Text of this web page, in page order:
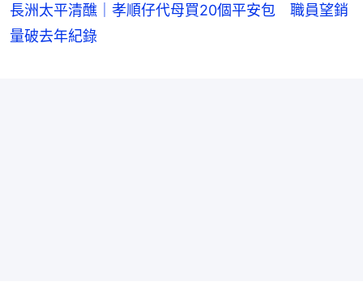
長洲太平清醮｜孝順仔代母買20個平安包 職員望銷
量破去年紀錄